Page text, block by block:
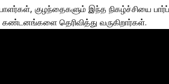
குழந்தைகளும் இந்த நிகழ்ச்சியை
தெரிவித்து வருகிறார்கள்.